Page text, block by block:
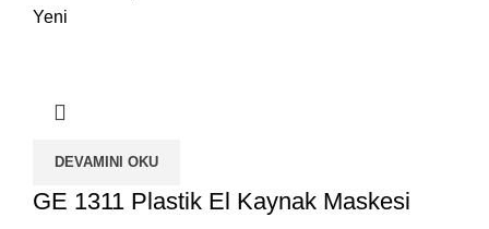
Yeni
DEVAMINI OKU
GE 1311 Plastik El Kaynak Maskesi